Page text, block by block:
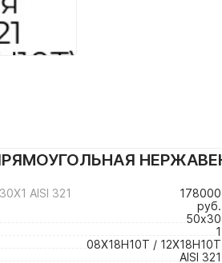
AISI 321
178000
руб.
50х30
1
08Х18Н10Т / 12Х18Н10Т
AISI 321